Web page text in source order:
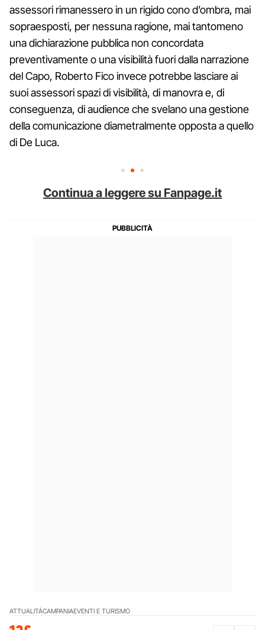
assessori rimanessero in un rigido cono d’ombra, mai
sopraesposti, per nessuna ragione, mai tantomeno
una dichiarazione pubblica non concordata
preventivamente o una visibilità fuori dalla narrazione
del Capo, Roberto Fico invece potrebbe lasciare ai
suoi assessori spazi di visibilità, di manovra e, di
conseguenza, di audience che svelano una gestione
della comunicazione diametralmente opposta a quello
di De Luca.
Continua a leggere su Fanpage.it
ATTUALITÀCAMPANIAEVENTI E TURISMO